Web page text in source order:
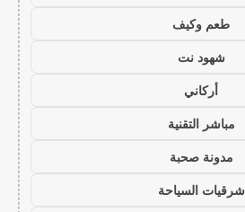
طعم وكيف
شهود نت
أركاني
مباشر التقنية
مدونة صحبة
شرقيات السياحة